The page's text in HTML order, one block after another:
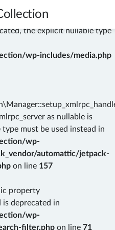
Implicitly marking parameter
the explicit nullable type
wp-includes/media.php
as nullable is
must be used instead in
wp-
automattic/jetpack-
on line 157
property
deprecated in
wp-
filter.php on line 71